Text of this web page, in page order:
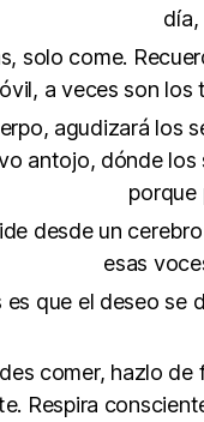
día,
solo come.
a veces son los
agudizará los
antojo, dónde los
porque
desde un
esas
es que el deseo se
comer, hazlo
Respira